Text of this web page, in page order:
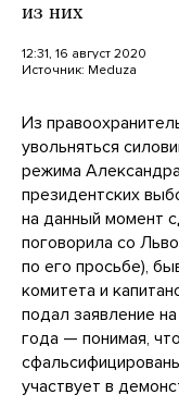
из них
12:31, 16 август 2020
Источник: Meduza
Из
увольняться
режима
президентских
на данный момент
поговорила со
по его просьбе),
комитета и
подал заявление
года — понимая,
участвует в